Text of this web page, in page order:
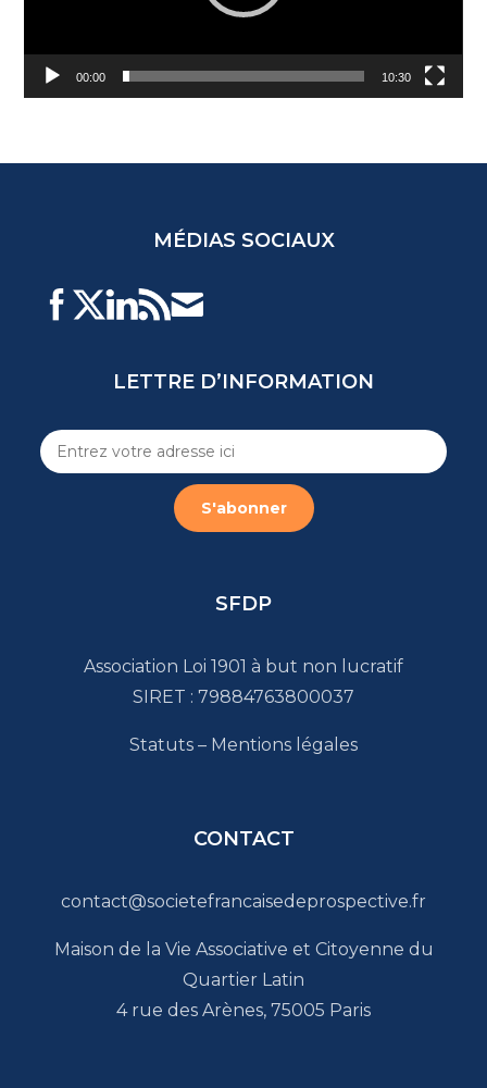
00:00 10:30
MÉDIAS SOCIAUX
LETTRE D’INFORMATION
SFDP
Association Loi 1901 à but non lucratif
SIRET : 79884763800037
Statuts – Mentions légales
CONTACT
contact@societefrancaisedeprospective.fr
Maison de la Vie Associative et Citoyenne du
Quartier Latin
4 rue des Arènes, 75005 Paris